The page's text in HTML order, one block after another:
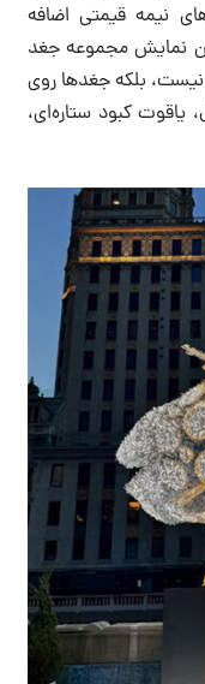
نیمه قیمتی اضافه
نمایش مجموعه جغد
نیست، بلکه جغدها روی
یاقوت کبود ستاره‌ای،